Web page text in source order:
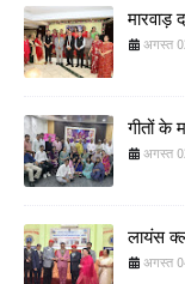
मारवाड़
अगस्त
गीतों के
अगस्त
लायंस
अगस्त